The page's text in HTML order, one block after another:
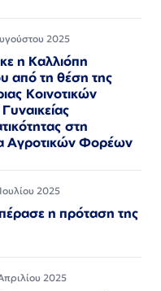
2025
η Καλλιόπη
από τη θέση της
Κοινοτικών
στη
Αγροτικών Φορέων
2025
η πρόταση της
2025